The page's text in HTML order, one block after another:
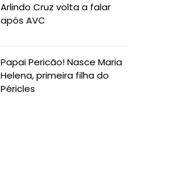
Arlindo Cruz volta a falar
após AVC
Papai Pericão! Nasce Maria
Helena, primeira filha do
Péricles